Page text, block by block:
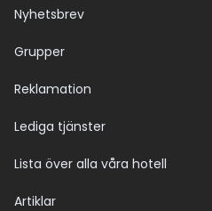
Nyhetsbrev
Grupper
Reklamation
Lediga tjänster
Lista över alla våra hotell
Artiklar